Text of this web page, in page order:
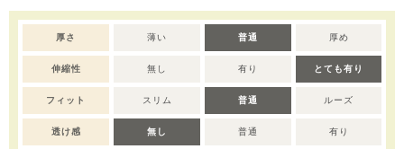
出産準備用のほかに、出産祝いのベビー服ギフトとしても大変喜
ばれるアイテムです。
※撮影･モニター環境等により実際の商品の色味と異なって見える
場合がございます。
厚さ 薄い 普通 厚め
伸縮性 無し 有り とても有り
フィット スリム 普通 ルーズ
透け感 無し 普通 有り